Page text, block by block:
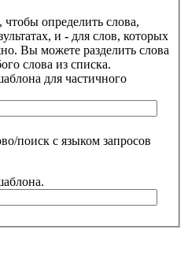
, чтобы определить слова,
и - для слов, которых
Вы можете разделить слова
слова из списка.
для частичного
поиск с языком запросов